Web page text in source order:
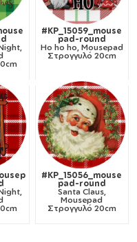
#KP_15059_mouse
pad-round
Ho ho ho, Mousepad
Στρογγυλό 20cm
#KP_15056_mouse
pad-round
Santa Claus,
Mousepad
Στρογγυλό 20cm